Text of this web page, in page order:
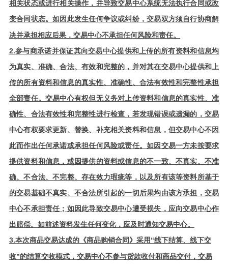
相关状态或进行相关操作，并导致交易中心系统无法执行合同或改
变合同状态。如因此发生任何争议或纠纷，交易双方须自行协商解
决并承担相应后果，交易中心不承担任何风险和责任。
2.参与商承诺并保证其向交易中心提供和上传的所有资料和信息均
为真实、准确、合法、有效和完整的，并对其在交易中心提供和上
传的所有资料和信息的真实性、准确性、合法有效性和完整性承担
全部责任。交易中心有权但无义务对上传资料和信息的真实性、准
确性、合法有效性和完整性进行检查，若发现错误或遗漏的，交易
中心有权要求更新、替换、补充相关资料和信息，但交易中心不因
此而作出任何承诺或承担任何风险或责任。如因交易一方未按要求
提供资料和信息，或因提供的资料或信息的不一致、不真实、不准
确、不合法、不完整、存在效力瑕疵等，以及所有该等资料所基于
的交易基础不真实、不合法所引起的一切后果均由该方承担，交易
中心不承担责任；如因此导致交易中心遭受损失，应向交易中心作
出赔偿。如前述资料发生任何变化，应及时通知交易中心。
3.本次商品交易达成的《商品购销合同》采用“线下结算、线下交
收”的结算交收模式，交易中心不参与货款收付和商品交付，交易